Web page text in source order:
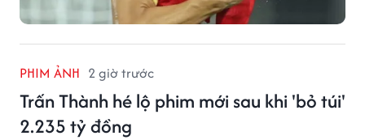
PHIM ẢNH 2 giờ trước
Trấn Thành hé lộ phim mới sau khi 'bỏ túi'
2.235 tỷ đồng